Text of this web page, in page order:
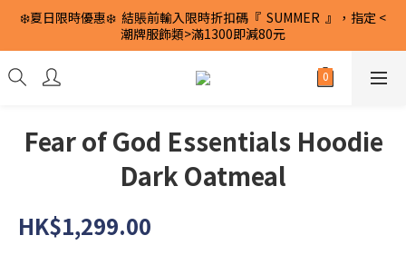
❄️夏日限時優惠❄️  結賬前輸入限時折扣碼『  SUMMER  』，指定 <
潮牌服飾類>滿1300即減80元
Fear of God Essentials Hoodie
Dark Oatmeal
HK$1,299.00